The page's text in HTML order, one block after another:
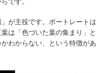
が主役です。ポートレートは
は「色づいた葉の集まり」と
わからない、という特徴があ